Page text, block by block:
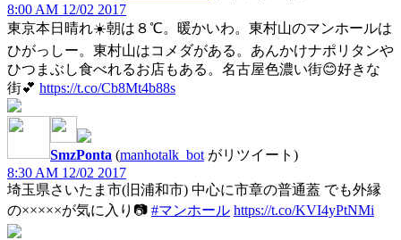
8:00 AM 12/02 2017
東京本日晴れ☀️朝は８℃。暖かいわ。東村山のマンホールは
ひがっしー。東村山はコメダがある。あんかけナポリタンや
ひつまぶし食べれるお店もある。名古屋色濃い街😊好きな
街💕 https://t.co/Cb8Mt4b88s
SmzPonta (manhotalk_bot がリツイート)
8:30 AM 12/02 2017
埼玉県さいたま市(旧浦和市) 中心に市章の普通蓋 でも外縁
の×××××が気に入り📷 #マンホール https://t.co/KVI4yPtNMi